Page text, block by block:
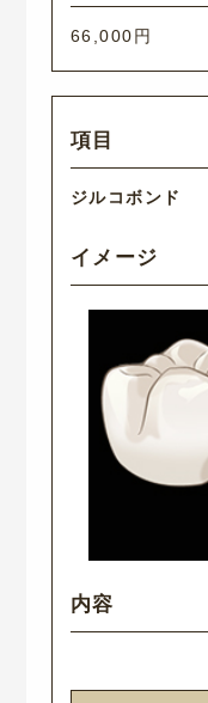
66,000円
ジルコボンド